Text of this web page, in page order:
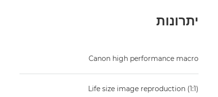
יתרונות
Canon high performance macro
Life size image reproduction (1:1)